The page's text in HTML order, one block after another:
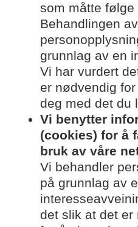
som måtte
Behandlingen av
grunnlag av en
Vi har vurdert
er nødvendig
deg med det du
Vi benytter
(cookies) for å
bruk av våre
Vi behandler
på grunnlag av
det slik at det er